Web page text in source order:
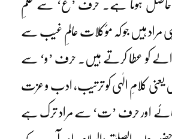
حاصل ہوتا ہے۔ حرف ’ع‘ سے علمِ
مراد ہیں جو کہ مؤکلات عالمِ غیب سے
کو عطا کرتے ہیں۔ حرف ’و‘ سے
یعنی کلامِ الٰہی کو ترتیب، ادب و عزت
جائے اور حرف ’ت‘ سے مراد ترک ہے